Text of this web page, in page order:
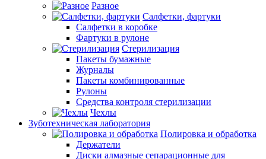
Разное
Салфетки, фартуки
Салфетки в коробке
Фартуки в рулоне
Стерилизация
Пакеты бумажные
Журналы
Пакеты комбинированные
Рулоны
Средства контроля стерилизации
Чехлы
Зуботехническая лаборатория
Полировка и обработка
Держатели
Диски алмазные сепарационные для